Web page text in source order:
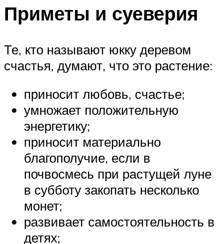
Приметы и суеверия
Те, кто называют юкку деревом
счастья, думают, что это растение:
приносит любовь, счастье;
умножает положительную
энергетику;
приносит материально
благополучие, если в
почвосмесь при растущей луне
в субботу закопать несколько
монет;
развивает самостоятельность в
детях;